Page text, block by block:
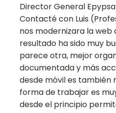
Director General
Contacté con Luis
nos modernizara la web
resultado ha sido muy
parece otra, mejor
documentada y más
desde móvil es también
forma de trabajar es
desde el principio